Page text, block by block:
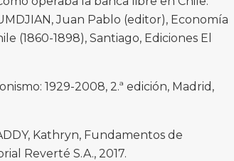
Juan Pablo (editor), Economía
(1860-1898), Santiago, Ediciones El
1929-2008, 2.ª edición, Madrid,
Kathryn, Fundamentos de
Reverté S.A., 2017.